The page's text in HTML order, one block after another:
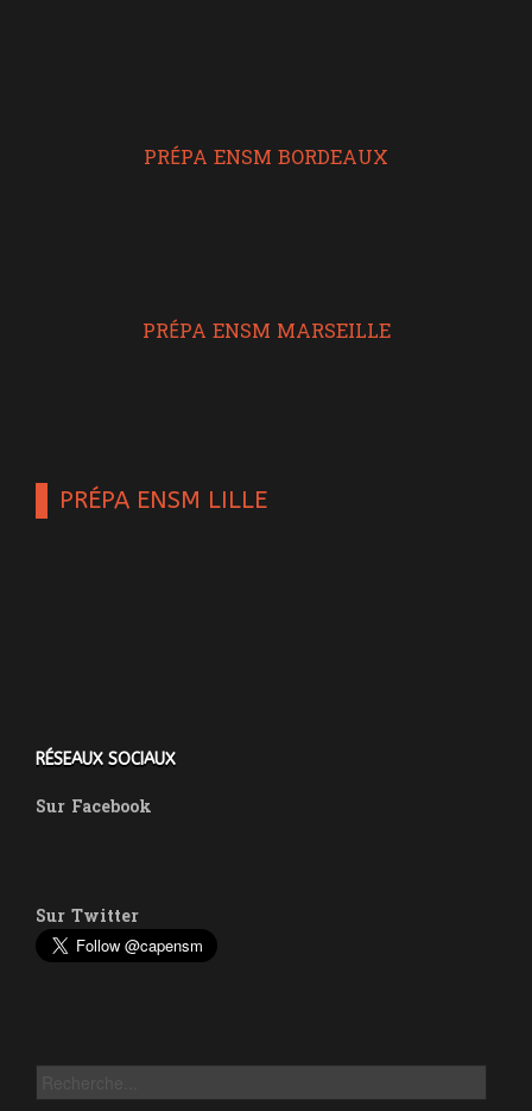
PRÉPA ENSM BORDEAUX
PRÉPA ENSM MARSEILLE
PRÉPA ENSM LILLE
RÉSEAUX SOCIAUX
Sur Facebook
Sur Twitter
Rechercher